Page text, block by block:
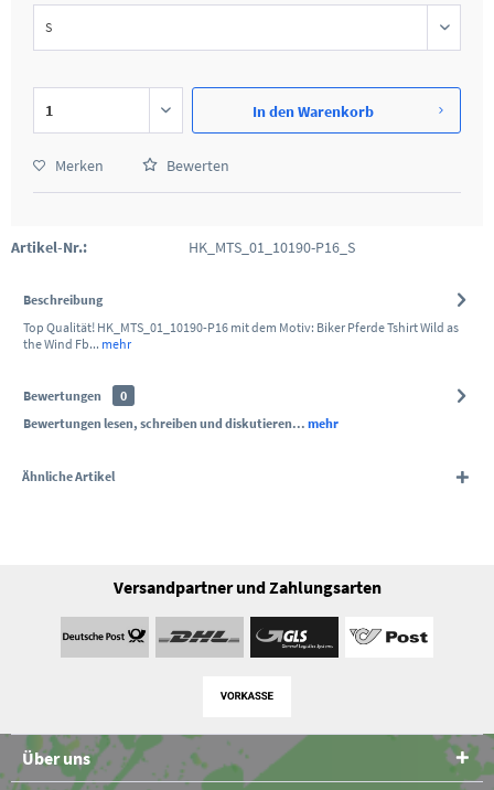
In denWarenkorb
Merken Bewerten
Artikel-Nr.: HK_MTS_01_10190-P16_S
Beschreibung
Top Qualität! HK_MTS_01_10190-P16 mit dem Motiv: Biker Pferde Tshirt Wild as
the Wind Fb... mehr
Bewertungen
0
Bewertungen lesen, schreiben und diskutieren... mehr
Ähnliche Artikel
Versandpartner und Zahlungsarten
Über uns